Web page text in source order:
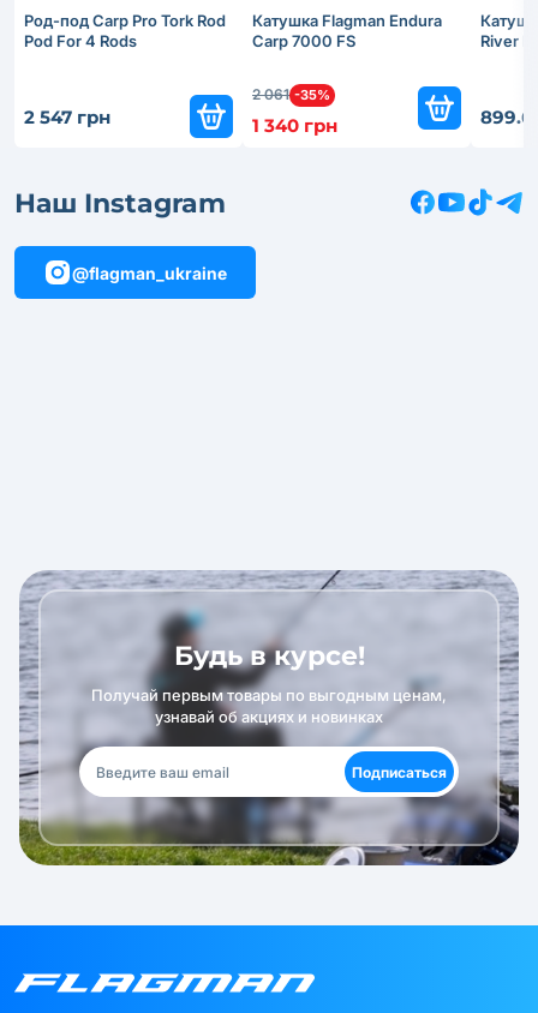
Род-под Carp Pro Tork Rod
Pod For 4 Rods
2 547 грн
Катушка Flagman Endura
Carp 7000 FS
2 061 -35%
1 340 грн
River
899.6
Наш Instagram
@flagman_ukraine
Будь в курсе!
Получай первым товары по выгодным ценам,
узнавай об акциях и новинках
Подписаться